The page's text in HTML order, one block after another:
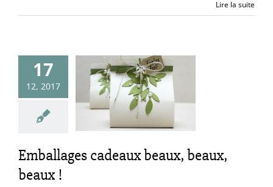
Lire la suite
17
12, 2017
beaux,
beaux !
Emballages cadeaux beaux, beaux,
beaux !